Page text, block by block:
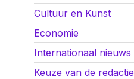
Cultuur en Kunst
Economie
Internationaal nieuws
Keuze van de redactie